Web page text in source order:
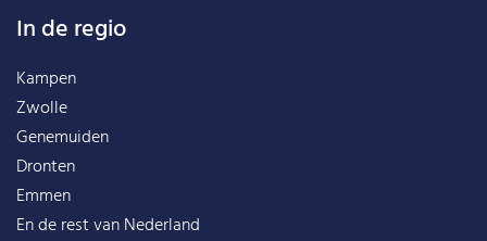
In de regio
Kampen
Zwolle
Genemuiden
Dronten
Emmen
En de rest vanNederland